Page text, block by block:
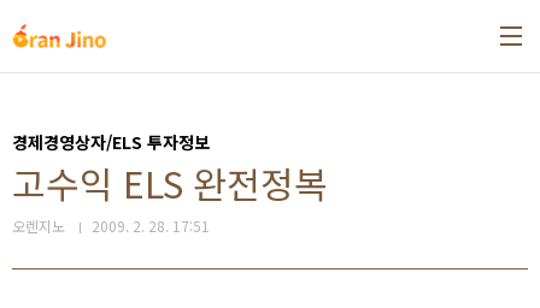
경제경영상자/ELS 투자정보
고수익 ELS 완전정복
오렌지노 2009. 2. 28. 17:51